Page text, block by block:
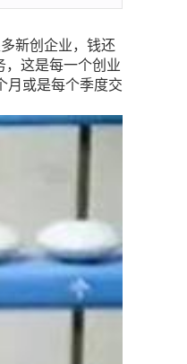
新创企业，钱还
，这是每一个创业
月或是每个季度交